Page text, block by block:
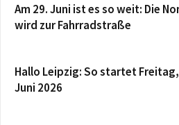
Am 29. Juni ist es so weit: Die
wird zur Fahrradstraße
Hallo Leipzig: So startet
Juni 2026